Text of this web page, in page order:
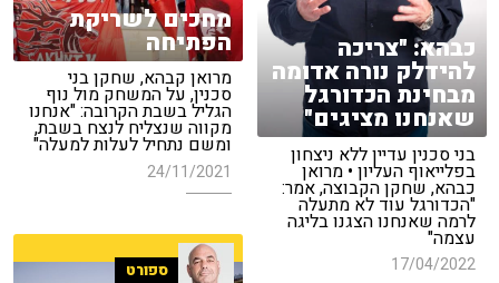
כבהא: "צריכה
להידלק נורה אדומה
מבחינת הכדורגל
שאנחנו מציגים"
בני סכנין עדיין ללא ניצחון
בפלייאוף העליון • מרואן
כבהא, שחקן הקבוצה, אמר:
"הכדורגל עוד לא מתעלה
לרמה שאנחנו הצגנו בליגה
עצמה"
17/04/2022
מחכים לשריקת
הפתיחה
מרואן קבהא, שחקן בני
סכנין, על המשחק מול נוף
הגליל בשבת הקרובה: "אנחנו
מקווה שנצליח לנצח בשבת,
ומשם נתחיל לעלות למעלה"
24/11/2021
ספורט